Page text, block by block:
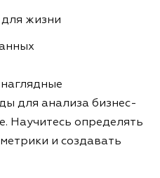
жизни
для анализа бизнес-
Научитесь определять
и создавать